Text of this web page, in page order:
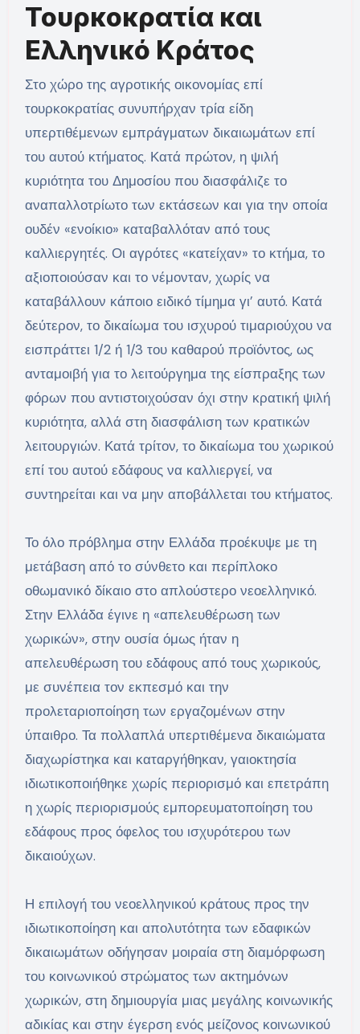
Τουρκοκρατία και
Ελληνικό Κράτος
Στο χώρο της αγροτικής οικονομίας επί
τουρκοκρατίας συνυπήρχαν τρία είδη
υπερτιθέμενων εμπράγματων δικαιωμάτων επί
του αυτού κτήματος. Κατά πρώτον, η ψιλή
κυριότητα του Δημοσίου που διασφάλιζε το
αναπαλλοτρίωτο των εκτάσεων και για την οποία
ουδέν «ενοίκιο» καταβαλλόταν από τους
καλλιεργητές. Οι αγρότες «κατείχαν» το κτήμα, το
αξιοποιούσαν και το νέμονταν, χωρίς να
καταβάλλουν κάποιο ειδικό τίμημα γι’ αυτό. Κατά
δεύτερον, το δικαίωμα του ισχυρού τιμαριούχου να
εισπράττει 1/2 ή 1/3 του καθαρού προϊόντος, ως
ανταμοιβή για το λειτούργημα της είσπραξης των
φόρων που αντιστοιχούσαν όχι στην κρατική ψιλή
κυριότητα, αλλά στη διασφάλιση των κρατικών
λειτουργιών. Κατά τρίτον, το δικαίωμα του χωρικού
επί του αυτού εδάφους να καλλιεργεί, να
συντηρείται και να μην αποβάλλεται του κτήματος.
Το όλο πρόβλημα στην Ελλάδα προέκυψε με τη
μετάβαση από το σύνθετο και περίπλοκο
οθωμανικό δίκαιο στο απλούστερο νεοελληνικό.
Στην Ελλάδα έγινε η «απελευθέρωση των
χωρικών», στην ουσία όμως ήταν η
απελευθέρωση του εδάφους από τους χωρικούς,
με συνέπεια τον εκπεσμό και την
προλεταριοποίηση των εργαζομένων στην
ύπαιθρο. Τα πολλαπλά υπερτιθέμενα δικαιώματα
διαχωρίστηκα και καταργήθηκαν, γαιοκτησία
ιδιωτικοποιήθηκε χωρίς περιορισμό και επετράπη
η χωρίς περιορισμούς εμπορευματοποίηση του
εδάφους προς όφελος του ισχυρότερου των
δικαιούχων.
Η επιλογή του νεοελληνικού κράτους προς την
ιδιωτικοποίηση και απολυτότητα των εδαφικών
δικαιωμάτων οδήγησαν μοιραία στη διαμόρφωση
του κοινωνικού στρώματος των ακτημόνων
χωρικών, στη δημιουργία μιας μεγάλης κοινωνικής
αδικίας και στην έγερση ενός μείζονος κοινωνικού